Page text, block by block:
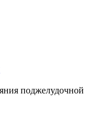
поджелудочной